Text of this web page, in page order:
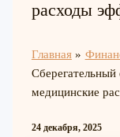
расходы
Главная
Сберегательный
медицинские
24 декабря, 2025